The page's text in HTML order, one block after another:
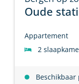
Oude
Appartement
2
Beschikbaar